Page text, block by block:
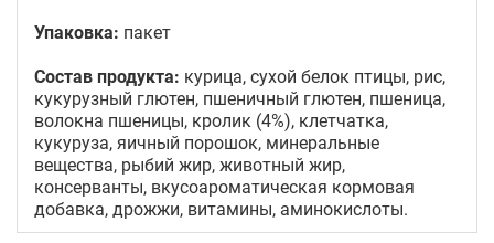
Упаковка: пакет
Состав продукта: курица, сухой белок птицы, рис,
кукурузный глютен, пшеничный глютен, пшеница,
волокна пшеницы, кролик (4%), клетчатка,
кукуруза, яичный порошок, минеральные
вещества, рыбий жир, животный жир,
консерванты, вкусоароматическая кормовая
добавка, дрожжи, витамины, аминокислоты.